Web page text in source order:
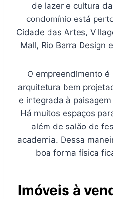
de lazer e cultura
condomínio está
Cidade das Artes,
Mall, Rio Barra Design
O empreendimento
arquitetura bem
e integrada à
Há muitos espaços
além de salão de
academia. Dessa
boa forma física
Imóveis à